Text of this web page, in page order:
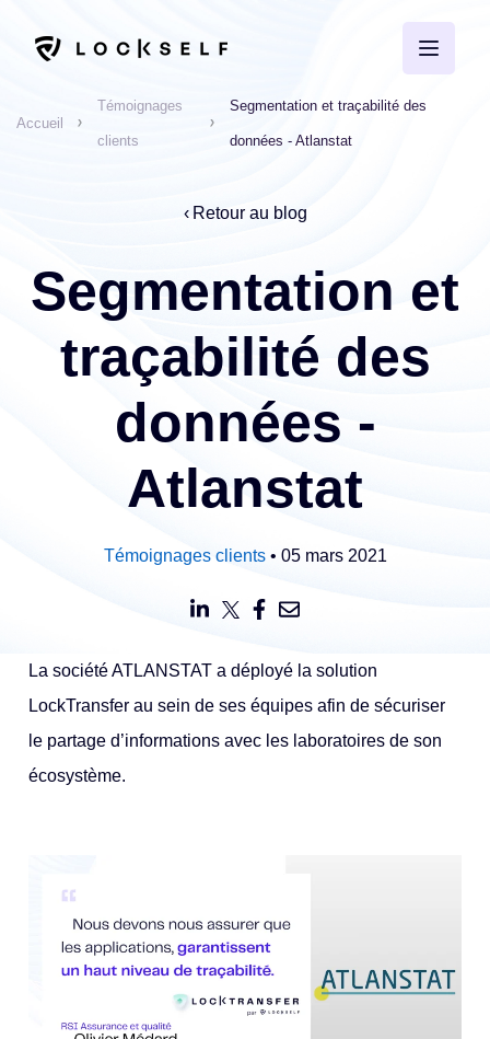
Accueil
Témoignages
clients
Segmentation et traçabilité des
données - Atlanstat
Retour au blog
Segmentation et
traçabilité des
données -
Atlanstat
Témoignages clients• 05 mars 2021
La société ATLANSTAT a déployé la solution
LockTransfer au sein de ses équipes afin de sécuriser
le partage d’informations avec les laboratoires de son
écosystème.